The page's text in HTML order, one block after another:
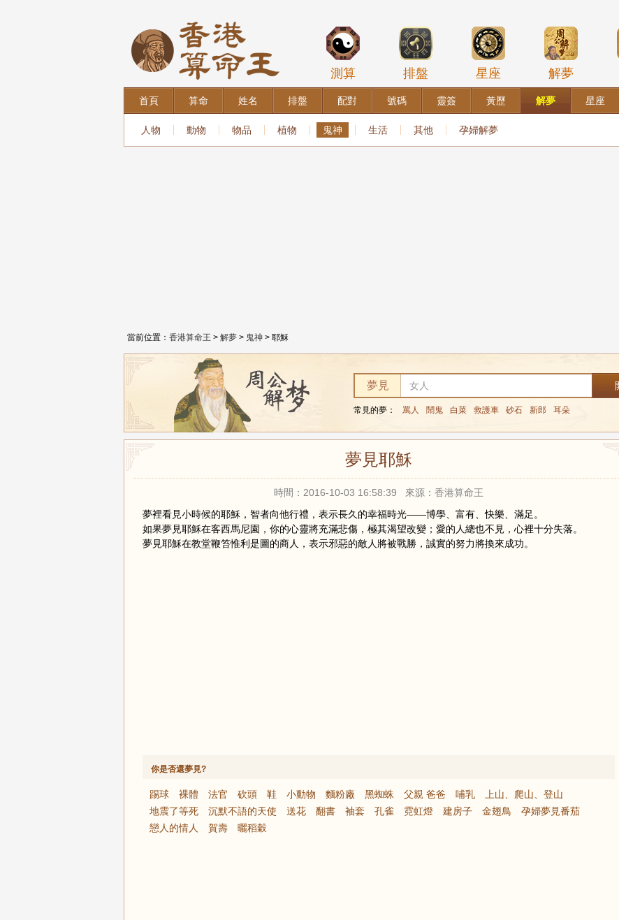
測算 排盤 星座 解夢
首頁 算命 姓名 排盤 配對 號碼 靈簽 黃歷 解夢 星座
人物 動物 物品 植物 鬼神 生活 其他 孕婦解夢
當前位置： 香港算命王 > 解夢 > 鬼神 > 耶穌
夢見
常見的夢： 罵人 鬧鬼 白菜 救護車 砂石 新郎 耳朵
夢見耶穌
時間：2016-10-03 16:58:39 來源：香港算命王
夢裡看見小時候的耶穌，智者向他行禮，表示長久的幸福時光——博學、富有、快樂、滿足。
如果夢見耶穌在客西馬尼園，你的心靈將充滿悲傷，極其渴望改變；愛的人總也不見，心裡十分失落。
夢見耶穌在教堂鞭笞惟利是圖的商人，表示邪惡的敵人將被戰勝，誠實的努力將換來成功。
你是否還夢見?
踢球 裸體 法官 砍頭 鞋 小動物 麵粉廠 黑蜘蛛 父親 爸爸 哺乳
上山、爬山、登山
地震了等死
沉默不語的天使 送花 翻書 袖套 孔雀 霓虹燈 建房子 金翅鳥
孕婦夢見番茄
戀人的情人
賀壽 曬稻穀